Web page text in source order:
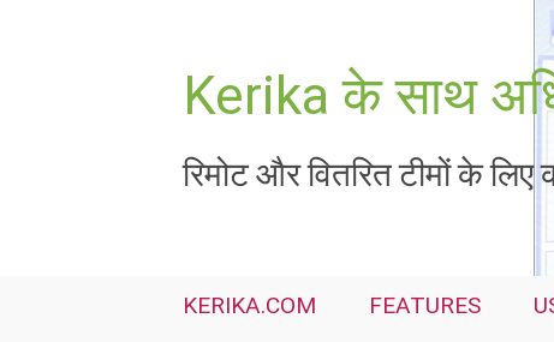
Kerika के साथ
रिमोट और वितरित टीमों के लिए
KERIKA.COM FEATURES